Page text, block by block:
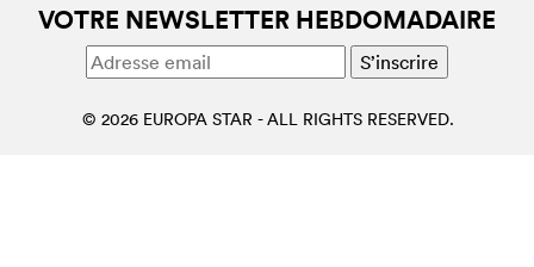
VOTRE NEWSLETTER HEBDOMADAIRE
© 2026 EUROPA STAR - ALL RIGHTS RESERVED.